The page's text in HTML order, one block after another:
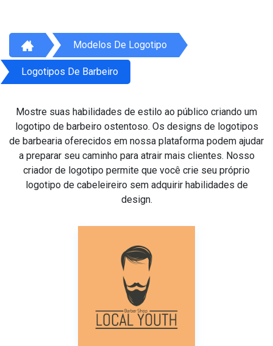
Modelos De Logotipo
Logotipos De Barbeiro
Mostre suas habilidades de estilo ao público criando um
logotipo de barbeiro ostentoso. Os designs de logotipos
de barbearia oferecidos em nossa plataforma podem ajudar
a preparar seu caminho para atrair mais clientes. Nosso
criador de logotipo permite que você crie seu próprio
logotipo de cabeleireiro sem adquirir habilidades de
design.